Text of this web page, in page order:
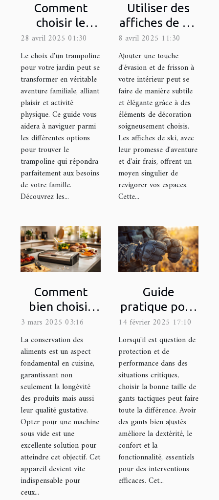
Comment
choisir le
trampoline
idéal pour
votre jardin
28 avril 2025 01:30
Le choix d'un trampoline
pour votre jardin peut se
transformer en véritable
aventure familiale, alliant
plaisir et activité
physique. Ce guide vous
aidera à naviguer parmi
les différentes options
pour trouver le
trampoline qui répondra
parfaitement aux besoins
de votre famille.
Découvrez les...
Utiliser des
affiches de ski
pour ajouter
une touche
d'aventure à
votre déco
8 avril 2025 11:30
Ajouter une touche
d'évasion et de frisson à
votre intérieur peut se
faire de manière subtile
et élégante grâce à des
éléments de décoration
soigneusement choisis.
Les affiches de ski, avec
leur promesse d'aventure
et d'air frais, offrent un
moyen singulier de
revigorer vos espaces.
Cette...
Comment
bien choisir
une machine
sous vide pour
votre cuisine
3 mars 2025 03:16
La conservation des
aliments est un aspect
fondamental en cuisine,
garantissant non
seulement la longévité
des produits mais aussi
leur qualité gustative.
Opter pour une machine
sous vide est une
excellente solution pour
atteindre cet objectif. Cet
appareil devient vite
indispensable pour
ceux...
Guide
pratique pour
choisir la taille
appropriée de
gants
tactiques
14 février 2025 17:10
Lorsqu'il est question de
protection et de
performance dans des
situations critiques,
choisir la bonne taille de
gants tactiques peut faire
toute la différence. Avoir
des gants bien ajustés
améliore la dextérité, le
confort et la
fonctionnalité, essentiels
pour des interventions
efficaces. Cet...